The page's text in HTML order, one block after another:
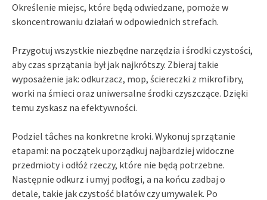
Określenie miejsc, które będą odwiedzane, pomoże w
skoncentrowaniu działań w odpowiednich strefach.
Przygotuj wszystkie niezbędne narzędzia i środki czystości,
aby czas sprzątania był jak najkrótszy. Zbieraj takie
wyposażenie jak: odkurzacz, mop, ściereczki z mikrofibry,
worki na śmieci oraz uniwersalne środki czyszczące. Dzięki
temu zyskasz na efektywności.
Podziel tâches na konkretne kroki. Wykonuj sprzątanie
etapami: na początek uporządkuj najbardziej widoczne
przedmioty i odłóż rzeczy, które nie będą potrzebne.
Następnie odkurz i umyj podłogi, a na końcu zadbaj o
detale, takie jak czystość blatów czy umywalek. Po